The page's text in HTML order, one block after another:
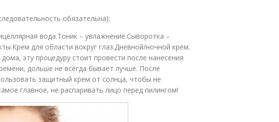
обязательна):
вода.Тоник – увлажнение.Сыворотка –
для области вокруг глаз.Дневной/ночной крем.
эту процедуру стоит провести после нанесения
дольше не всегда бывает лучше. После
защитный крем от солнца, чтобы не
главное, не распаривать лицо перед пилингом!